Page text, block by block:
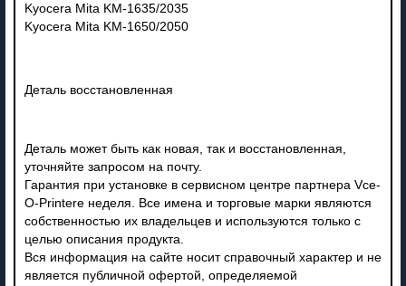
Kyocera Mita KM-1635/2035
Kyocera Mita KM-1650/2050
Деталь восстановленная
Деталь может быть как новая, так и восстановленная,
уточняйте запросом на почту.
Гарантия при установке в сервисном центре партнера Vce-
O-Printere неделя. Все имена и торговые марки являются
собственностью их владельцев и используются только с
целью описания продукта.
Вся информация на сайте носит справочный характер и не
является публичной офертой, определяемой